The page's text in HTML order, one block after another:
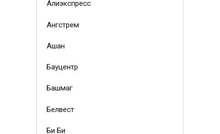
Алиэкспресс
Ангстрем
Ашан
Бауцентр
Башмаг
Белвест
Би Би